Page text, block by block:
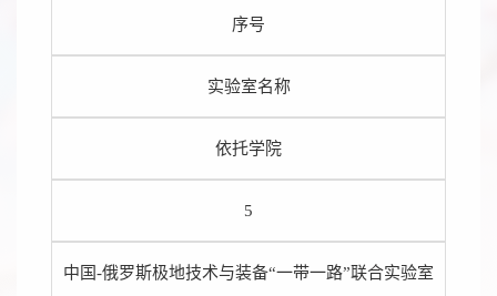
序号
实验室名称
依托学院
5
中国-俄罗斯极地技术与装备“一带一路”联合实验室